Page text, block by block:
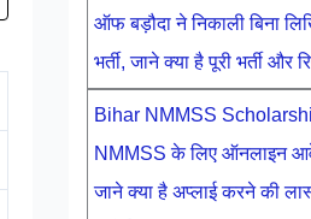
ऑफ बड़ौदा ने निकाली बिना
भर्ती, जाने क्या है पूरी भर्ती और
Bihar NMMSS
NMMSS के लिए ऑनलाइन
जाने क्या है अप्लाई करने की